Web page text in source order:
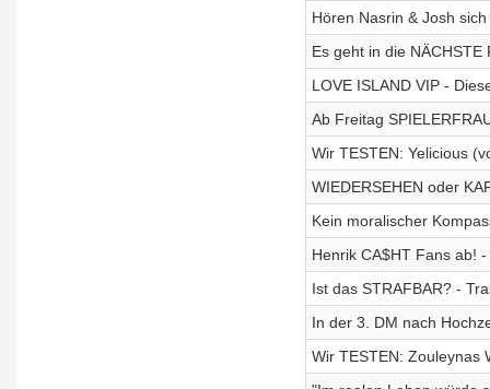
Hören Nasrin & Josh
Es geht in die
LOVE ISLAND VIP -
Ab Freitag
Wir TESTEN: Yelicious
WIEDERSEHEN oder
Kein moralischer
Henrik CA$HT Fans ab!
Ist das STRAFBAR? -
In der 3. DM nach
Wir TESTEN: Zouleynas